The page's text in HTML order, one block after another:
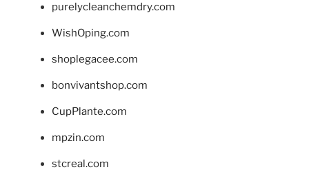
purelycleanchemdry.com
WishOping.com
shoplegacee.com
bonvivantshop.com
CupPlante.com
mpzin.com
stcreal.com